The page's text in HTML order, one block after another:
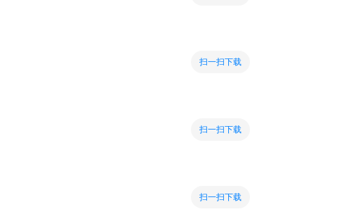
扫一扫下载
扫一扫下载
扫一扫下载